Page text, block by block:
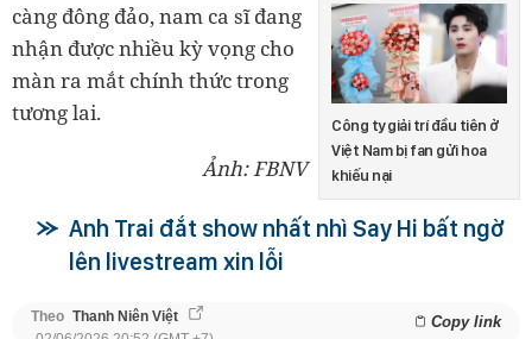
Công ty giải trí đầu tiên ở
Việt Nam bị fan gửi hoa
khiếu nại
càng đông đảo, nam ca sĩ đang
nhận được nhiều kỳ vọng cho
màn ra mắt chính thức trong
tương lai.
Ảnh: FBNV
Anh Trai đắt show nhất nhì Say Hi bất ngờ
lên livestream xin lỗi
Theo Thanh Niên Việt Copy link